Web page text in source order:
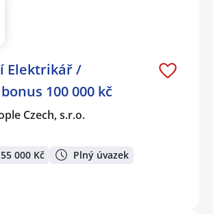
Elektrikář /
100 000 kč
Czech, s.r.o.
000 Kč Plný úvazek